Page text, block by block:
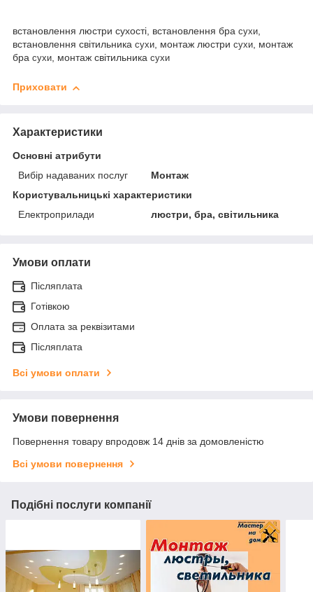
встановлення люстри сухості, встановлення бра сухи,
встановлення світильника сухи, монтаж люстри сухи, монтаж
бра сухи, монтаж світильника сухи
Приховати
Характеристики
Основні атрибути
Вибір надаваних послуг
Монтаж
Користувальницькі характеристики
Електроприлади
люстри, бра, світильника
Умови оплати
Післяплата
Готівкою
Оплата за реквізитами
Післяплата
Всі умови оплати
Умови повернення
Повернення товару впродовж 14 днів за домовленістю
Всі умови повернення
Подібні послуги компанії